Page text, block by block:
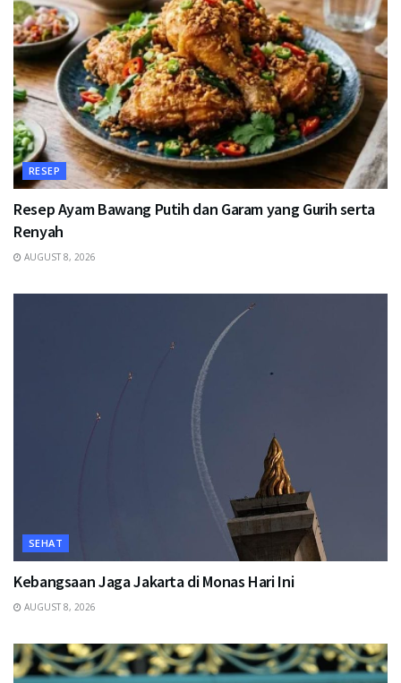
RESEP
Resep Ayam Bawang Putih dan Garam yang Gurih serta
Renyah
AUGUST 8, 2026
SEHAT
Kebangsaan Jaga Jakarta di Monas Hari Ini
AUGUST 8, 2026